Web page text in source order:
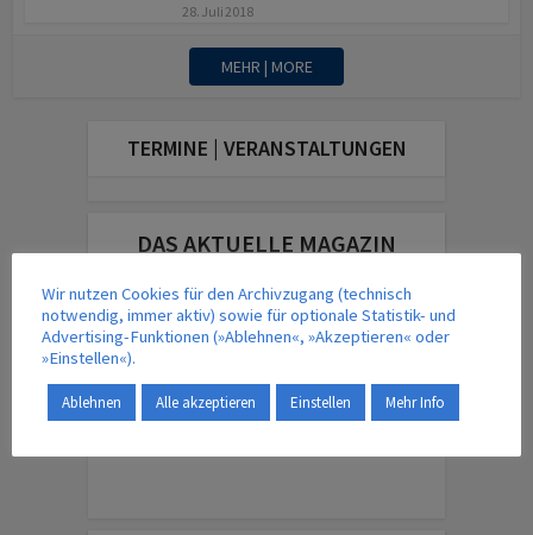
28. Juli 2018
MEHR | MORE
TERMINE | VERANSTALTUNGEN
DAS AKTUELLE MAGAZIN
Wir nutzen Cookies für den Archivzugang (technisch
notwendig, immer aktiv) sowie für optionale Statistik- und
Advertising-Funktionen (»Ablehnen«, »Akzeptieren« oder
»Einstellen«).
Ablehnen Alle akzeptieren Einstellen Mehr Info